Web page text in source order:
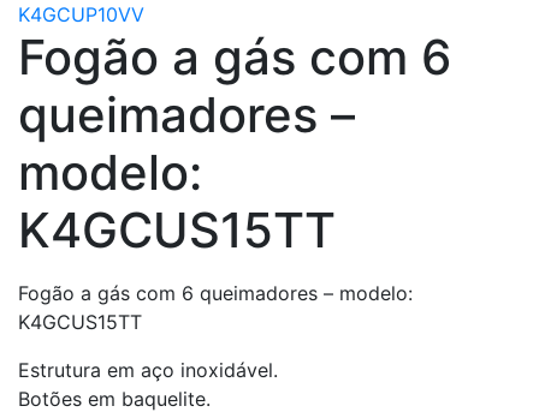
K4GCUP10VV
Fogão a gás com 6
queimadores –
modelo:
K4GCUS15TT
Fogão a gás com 6 queimadores – modelo:
K4GCUS15TT
Estrutura em aço inoxidável.
Botões em baquelite.